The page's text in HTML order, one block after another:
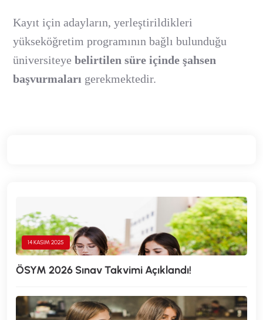
Kayıt için adayların, yerleştirildikleri
yükseköğretim programının bağlı bulunduğu
üniversiteye belirtilen süre içinde şahsen
başvurmaları gerekmektedir.
14 KASIM 2025
ÖSYM 2026 Sınav Takvimi Açıklandı!